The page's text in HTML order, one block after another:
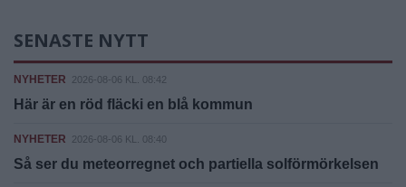
SENASTE NYTT
NYHETER 2026-08-06 KL. 08:42
Här är en röd fläcki en blå kommun
NYHETER 2026-08-06 KL. 08:40
Så ser du meteorregnet och partiella solförmörkelsen